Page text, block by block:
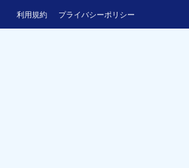
利用規約 プライバシーポリシー